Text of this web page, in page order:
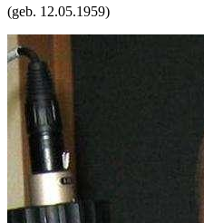
(geb. 12.05.1959)